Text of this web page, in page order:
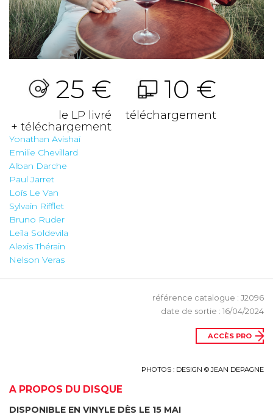
25 €
le LP livré
+ téléchargement
10 €
téléchargement
Yonathan Avishaï
Emilie Chevillard
Alban Darche
Paul Jarret
Loïs Le Van
Sylvain Rifflet
Bruno Ruder
Leïla Soldevila
Alexis Thérain
Nelson Veras
référence catalogue : J2096
date de sortie : 16/04/2024
ACCÈS PRO
PHOTOS : DESIGN © JEAN DEPAGNE
A PROPOS DU DISQUE
DISPONIBLE EN VINYLE DÈS LE 15 MAI